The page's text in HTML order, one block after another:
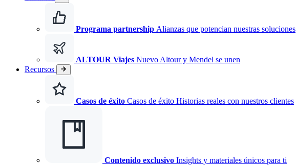
Programa partnership Alianzas que potencian nuestras soluciones
ALTOUR Viajes Nuevo Altour y Mendel se unen
Recursos
Casos de éxito Casos de éxito Historias reales con nuestros clientes
Contenido exclusivo Insights y materiales únicos para ti